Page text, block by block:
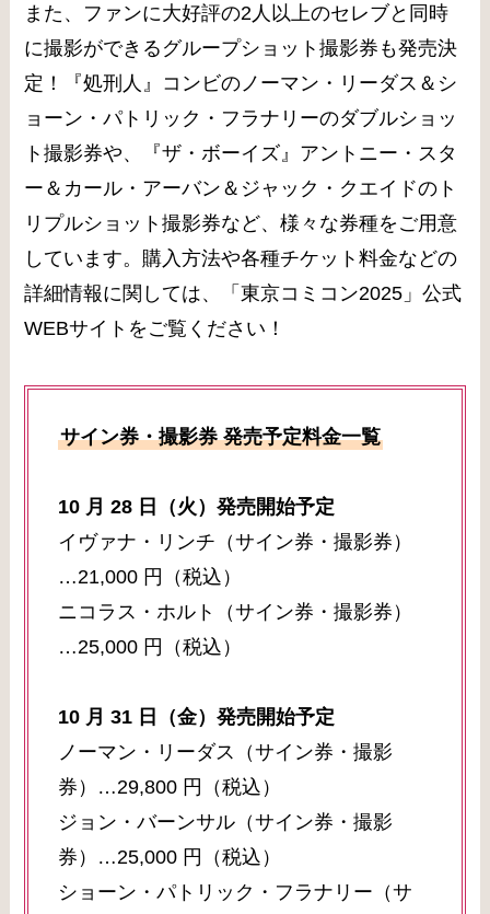
また、ファンに大好評の2人以上のセレブと同時
に撮影ができるグループショット撮影券も発売決
定！『処刑人』コンビのノーマン・リーダス＆シ
ョーン・パトリック・フラナリーのダブルショッ
ト撮影券や、『ザ・ボーイズ』アントニー・スタ
ー＆カール・アーバン＆ジャック・クエイドのト
リプルショット撮影券など、様々な券種をご用意
しています。購入方法や各種チケット料金などの
詳細情報に関しては、「東京コミコン2025」公式
WEBサイトをご覧ください！
サイン券・撮影券 発売予定料金一覧
10 月 28 日（火）発売開始予定
イヴァナ・リンチ（サイン券・撮影券）
…21,000 円（税込）
ニコラス・ホルト（サイン券・撮影券）
…25,000 円（税込）
10 月 31 日（金）発売開始予定
ノーマン・リーダス（サイン券・撮影
券）…29,800 円（税込）
ジョン・バーンサル（サイン券・撮影
券）…25,000 円（税込）
ショーン・パトリック・フラナリー（サ